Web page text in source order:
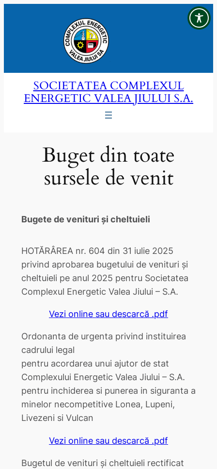
SOCIETATEA COMPLEXUL
ENERGETIC VALEA JIULUI S.A.
Buget din toate
sursele de venit
Bugete de venituri și cheltuieli
HOTĂRÂREA nr. 604 din 31 iulie 2025
privind aprobarea bugetului de venituri şi
cheltuieli pe anul 2025 pentru Societatea
Complexul Energetic Valea Jiului – S.A.
Vezi online sau descarcă .pdf
Ordonanta de urgenta privind instituirea
cadrului legal
pentru acordarea unui ajutor de stat
Complexului Energetic Valea Jiului – S.A.
pentru inchiderea si punerea in siguranta a
minelor necompetitive Lonea, Lupeni,
Livezeni si Vulcan
Vezi online sau descarcă .pdf
Bugetul de venituri și cheltuieli rectificat